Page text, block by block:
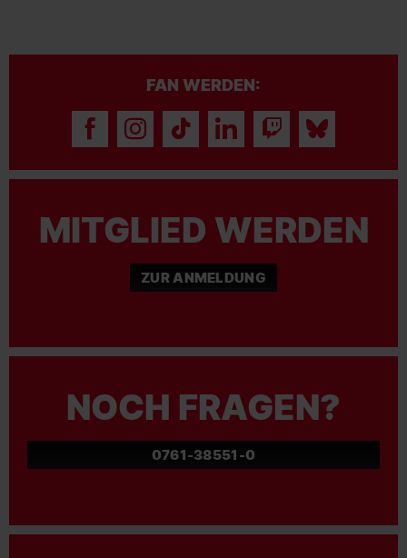
FAN WERDEN:
MITGLIED WERDEN
ZUR ANMELDUNG
NOCH FRAGEN?
0761-38551-0